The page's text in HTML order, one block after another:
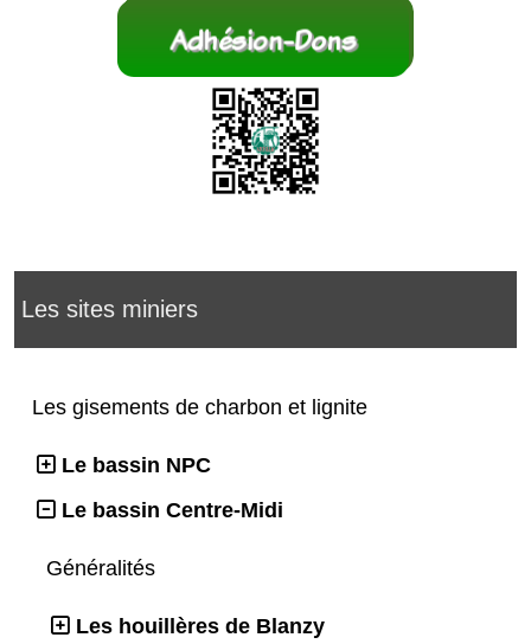
Les sites miniers
Les gisements de charbon et lignite
Le bassin NPC
Le bassin Centre-Midi
Généralités
Les houillères de Blanzy